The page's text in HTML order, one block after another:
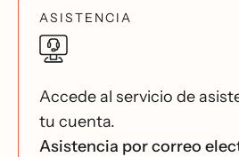
ASISTENCIA
Accede al servicio de
tu cuenta.
Asistencia por correo